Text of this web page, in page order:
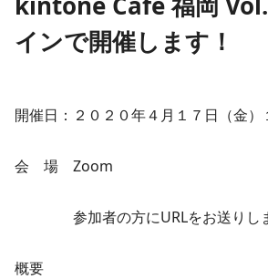
インで開催します！
開催日：２０２０年４月１７日（金）
会 場 Zoom
参加者の方にURLをお送りしま
概要